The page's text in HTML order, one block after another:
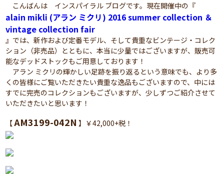
こんばんは インスパイラル ブログです。現在開催中の『
alain mikli (アラン ミクリ) 2016 summer collection ＆
vintage collection fair
』では、新作および定番モデル、そして貴重なビンテージ・コレク
ション（非売品）とともに、本当に少量ではございますが、販売可
能なデッドストックもご用意しております！
アラン ミクリの輝かしい足跡を振り返るという意味でも、より多
くの皆様にご覧いただきたい貴重な逸品もございますので、中には
すでに完売のコレクションもございますが、少しずつご紹介させて
いただきたいと思います！
【AM3199-042N 】￥42,000+税！